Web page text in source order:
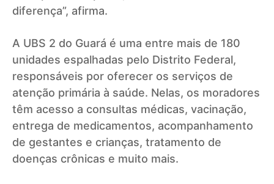
diferença”, afirma.
A UBS 2 do Guará é uma entre mais de 180
unidades espalhadas pelo Distrito Federal,
responsáveis por oferecer os serviços de
atenção primária à saúde. Nelas, os moradores
têm acesso a consultas médicas, vacinação,
entrega de medicamentos, acompanhamento
de gestantes e crianças, tratamento de
doenças crônicas e muito mais.